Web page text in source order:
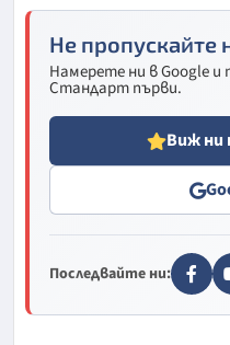
Не
Намерете ни в Google
Стандарт първи.
Виж ни
Последвайте ни: